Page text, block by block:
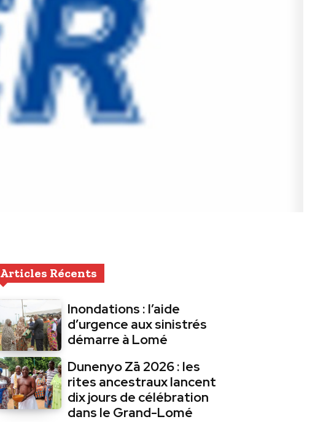
Articles Récents
Inondations : l’aide
d’urgence aux sinistrés
démarre à Lomé
Dunenyo Zā 2026 : les
rites ancestraux lancent
dix jours de célébration
dans le Grand-Lomé